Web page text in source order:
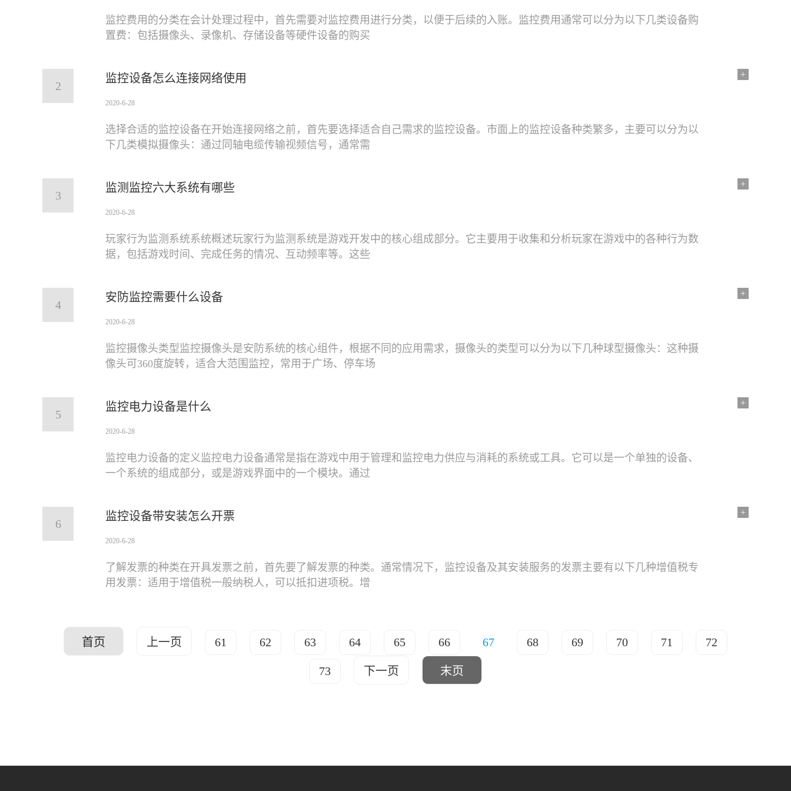
监控费用的分类在会计处理过程中，首先需要对监控费用进行分类，以便于后续的入账。监控费用通常可以分为以下几类设备购
置费：包括摄像头、录像机、存储设备等硬件设备的购买
2
监控设备怎么连接网络使用
2020-6-28
选择合适的监控设备在开始连接网络之前，首先要选择适合自己需求的监控设备。市面上的监控设备种类繁多，主要可以分为以
下几类模拟摄像头：通过同轴电缆传输视频信号，通常需
+
3
监测监控六大系统有哪些
2020-6-28
玩家行为监测系统系统概述玩家行为监测系统是游戏开发中的核心组成部分。它主要用于收集和分析玩家在游戏中的各种行为数
据，包括游戏时间、完成任务的情况、互动频率等。这些
+
4
安防监控需要什么设备
2020-6-28
监控摄像头类型监控摄像头是安防系统的核心组件，根据不同的应用需求，摄像头的类型可以分为以下几种球型摄像头：这种摄
像头可360度旋转，适合大范围监控，常用于广场、停车场
+
5
监控电力设备是什么
2020-6-28
监控电力设备的定义监控电力设备通常是指在游戏中用于管理和监控电力供应与消耗的系统或工具。它可以是一个单独的设备、
一个系统的组成部分，或是游戏界面中的一个模块。通过
+
6
监控设备带安装怎么开票
2020-6-28
了解发票的种类在开具发票之前，首先要了解发票的种类。通常情况下，监控设备及其安装服务的发票主要有以下几种增值税专
用发票：适用于增值税一般纳税人，可以抵扣进项税。增
+
首页 上一页 61 62 63 64 65 66 67 68 69 70 71 72
73 下一页 末页